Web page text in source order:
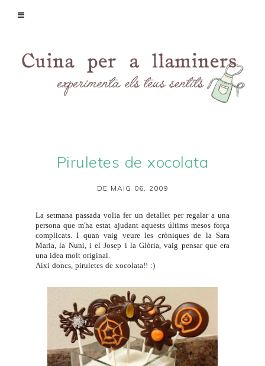
Piruletes de xocolata
DE MAIG 06, 2009
La setmana passada volia fer un detallet per regalar a una
persona que m'ha estat ajudant aquests últims mesos força
complicats. I quan vaig veure les cròniques de la Sara
Maria , la Nuni , i elJosep i la Glòria , vaig pensar que era
una idea molt original.
Així doncs, piruletes de xocolata!! :)